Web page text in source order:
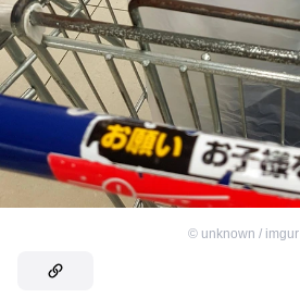
© unknown / imgur